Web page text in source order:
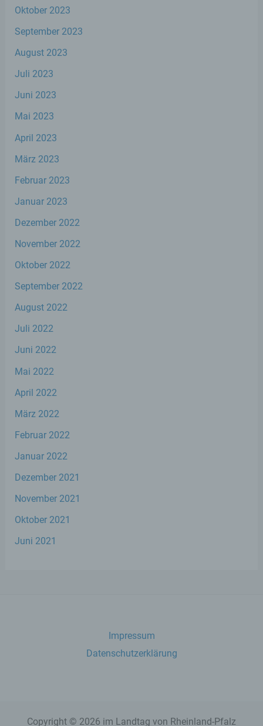
Oktober 2023
September 2023
August 2023
Juli 2023
Juni 2023
Mai 2023
April 2023
März 2023
Februar 2023
Januar 2023
Dezember 2022
November 2022
Oktober 2022
September 2022
August 2022
Juli 2022
Juni 2022
Mai 2022
April 2022
März 2022
Februar 2022
Januar 2022
Dezember 2021
November 2021
Oktober 2021
Juni 2021
Impressum
Datenschutzerklärung
Copyright © 2026 im Landtag von Rheinland-Pfalz
zu analysieren oder vorherzusagen.
f) Pseudonymisierung
personenbezogener Daten in einer Weise,
betroffenen Person zugeordnet werden
Informationen gesondert aufbewahrt
organisatorischen Maßnahmen unterliegen,
personenbezogenen Daten nicht einer
natürlichen Person zugewiesen werden.
g) Verantwortlicher oder für die
Verantwortlicher oder für die Verarbeitung
gemeinsam mit anderen über die Zwecke
Verarbeitung durch das Unionsrecht oder
so kann der Verantwortliche
Kriterien seiner Benennung nach dem
Unionsrecht oder dem Recht der
Mitgliedstaaten vorgesehen werden.
h) Auftragsverarbeiter
juristische Person, Behörde, Einrichtung
Empfänger ist eine natürliche oder
juristische Person, Behörde, Einrichtung
Untersuchungsauftrags nach dem